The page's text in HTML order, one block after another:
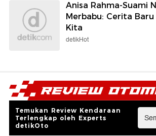
Anisa Rahma-Suami
Merbabu: Cerita
Kita
detikHot
Temukan Review Kendaraan
Terlengkap oleh Experts
detikOto